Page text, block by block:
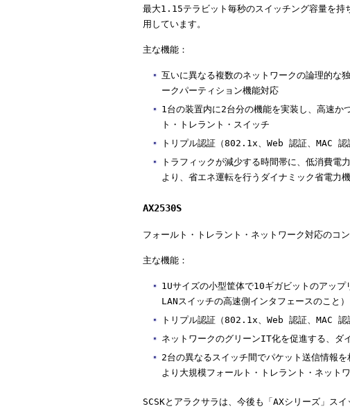
最大1.15テラビット毎秒のスイッチング容量を持
用しています。
主な機能：
互いに異なる複数のネットワークの論理的な
ークパーティション機能対応
1台の装置内に2台分の機能を実装し、高速か
ト・トレラント・スイッチ
トリプル認証（802.1x、Web 認証、MAC 認
トラフィックが減少する時間帯に、低消費電
より、省エネ運転を行うダイナミック省電力
AX2530S
フォールト・トレラント・ネットワーク対応のコ
主な機能：
1Uサイズの小型筐体で10ギガビットのアッ
LANスイッチの高速側インタフェースのこと
トリプル認証（802.1x、Web 認証、MAC 認
ネットワークのグリーンIT化を促進する、ダ
2台の異なるスイッチ間でパケット送信情報
より大規模フォールト・トレラント・ネット
SCSKとアラクサラは、今後も「AXシリーズ」ス